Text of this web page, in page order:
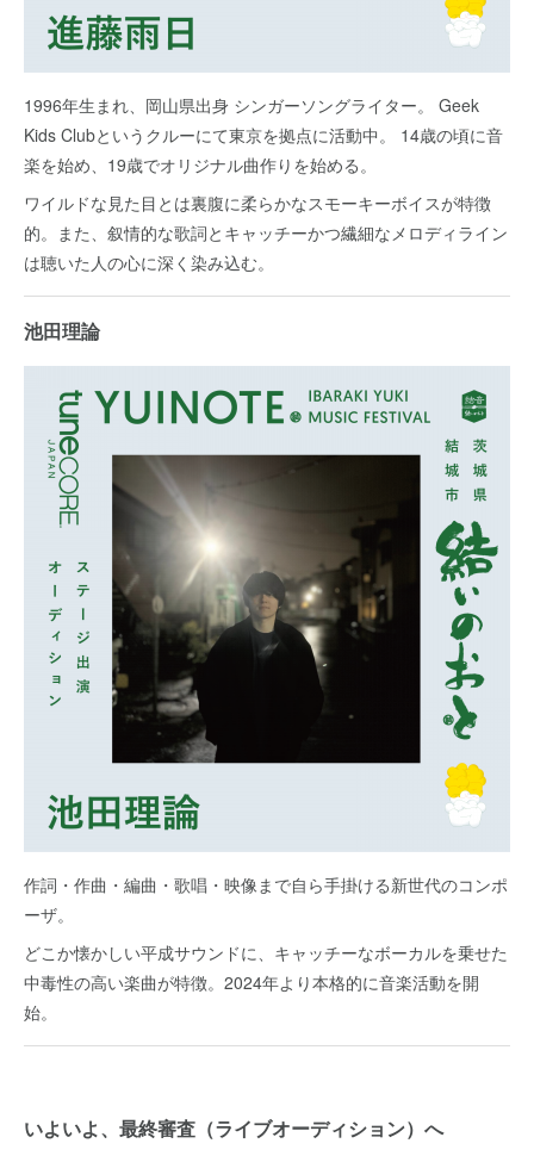
1996年生まれ、岡山県出身 シンガーソングライター。 Geek
Kids Clubというクルーにて東京を拠点に活動中。 14歳の頃に音
楽を始め、19歳でオリジナル曲作りを始める。
ワイルドな見た目とは裏腹に柔らかなスモーキーボイスが特徴
的。また、叙情的な歌詞とキャッチーかつ繊細なメロディライン
は聴いた人の心に深く染み込む。
池田理論
作詞・作曲・編曲・歌唱・映像まで自ら手掛ける新世代のコンポ
ーザ。
どこか懐かしい平成サウンドに、キャッチーなボーカルを乗せた
中毒性の高い楽曲が特徴。2024年より本格的に音楽活動を開
始。
いよいよ、最終審査（ライブオーディション）へ